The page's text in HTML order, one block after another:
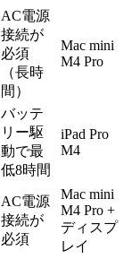
AC電源
接続が
必須
（長時
間）
Mac mini
M4 Pro
バッテ
リー駆
動で最
低8時間
iPad Pro
M4
AC電源
接続が
必須
Mac mini
M4 Pro +
ディスプ
レイ